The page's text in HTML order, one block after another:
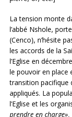
La tension monte
l’abbé Nshole,
(Cenco), n’hésite
les accords de la
l’Eglise en
le pouvoir en place
transition pacifique
appliqués. La
l’Eglise et les
prendre en charge».